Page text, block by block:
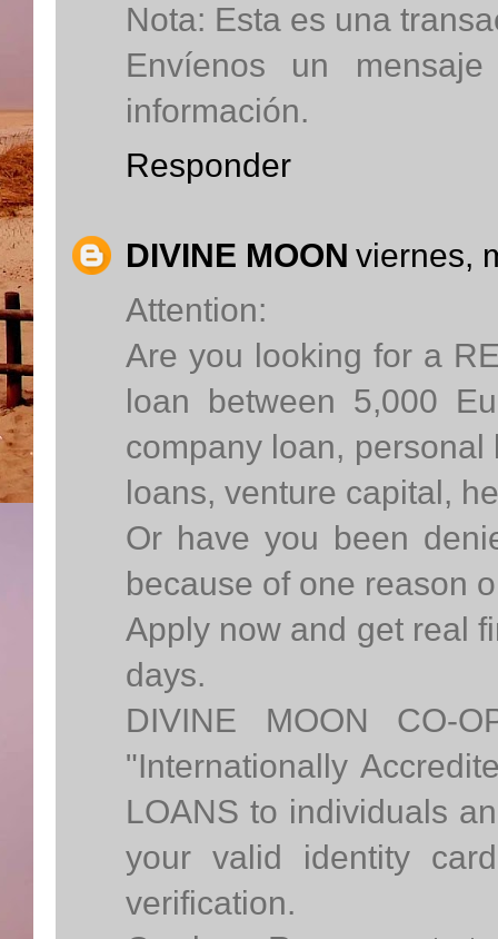
Nota: Esta es una
Envíenos un
información.
Responder
DIVINE MOON viernes,
Attention:
Are you looking for a
loan between 5,000
company loan,
loans, venture capital,
Or have you been
because of one reason
Apply now and get real
days.
DIVINE MOON CO-
"Internationally
LOANS to individuals
your valid identity
verification.